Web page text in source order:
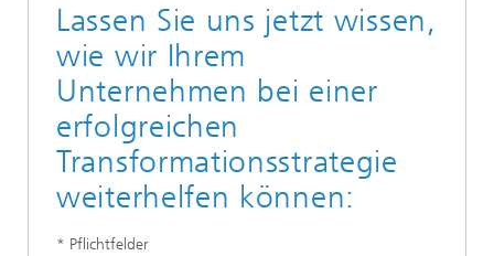
Lassen Sie uns jetzt wissen,
wie wir Ihrem
Unternehmen bei einer
erfolgreichen
Transformationsstrategie
weiterhelfen können:
* Pflichtfelder